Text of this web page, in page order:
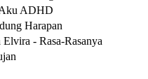
ADHD
Harapan
- Rasa-Rasanya